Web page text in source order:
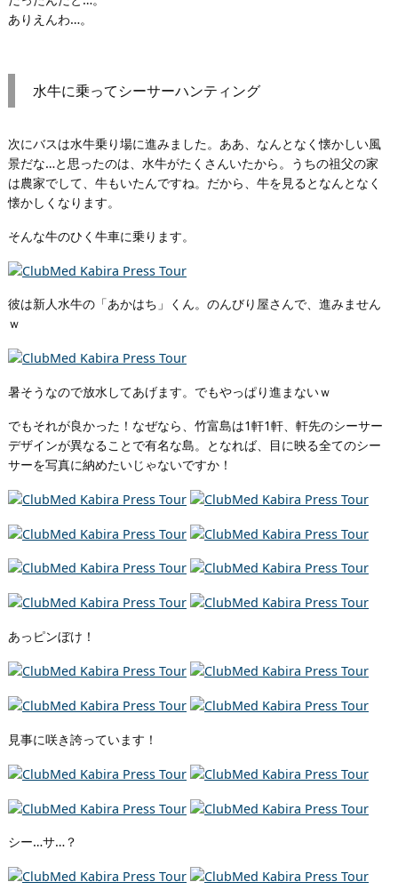
ありえんわ…。
水牛に乗ってシーサーハンティング
次にバスは水牛乗り場に進みました。ああ、なんとなく懐かしい風
景だな…と思ったのは、水牛がたくさんいたから。うちの祖父の家
は農家でして、牛もいたんですね。だから、牛を見るとなんとなく
懐かしくなります。
そんな牛のひく牛車に乗ります。
彼は新人水牛の「あかはち」くん。のんびり屋さんで、進みません
ｗ
暑そうなので放水してあげます。でもやっぱり進まないｗ
でもそれが良かった！なぜなら、竹富島は1軒1軒、軒先のシーサー
デザインが異なることで有名な島。となれば、目に映る全てのシー
サーを写真に納めたいじゃないですか！
あっピンぼけ！
見事に咲き誇っています！
シー…サ…？